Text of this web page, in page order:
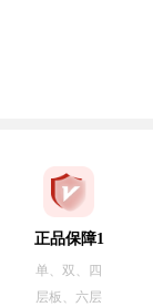
正品保障1
单、双、四
层板、六层